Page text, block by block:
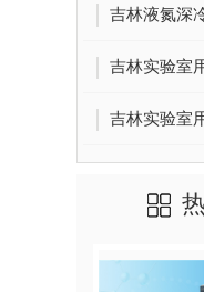
吉林液氮深
吉林实验室用一
吉林实验室用小